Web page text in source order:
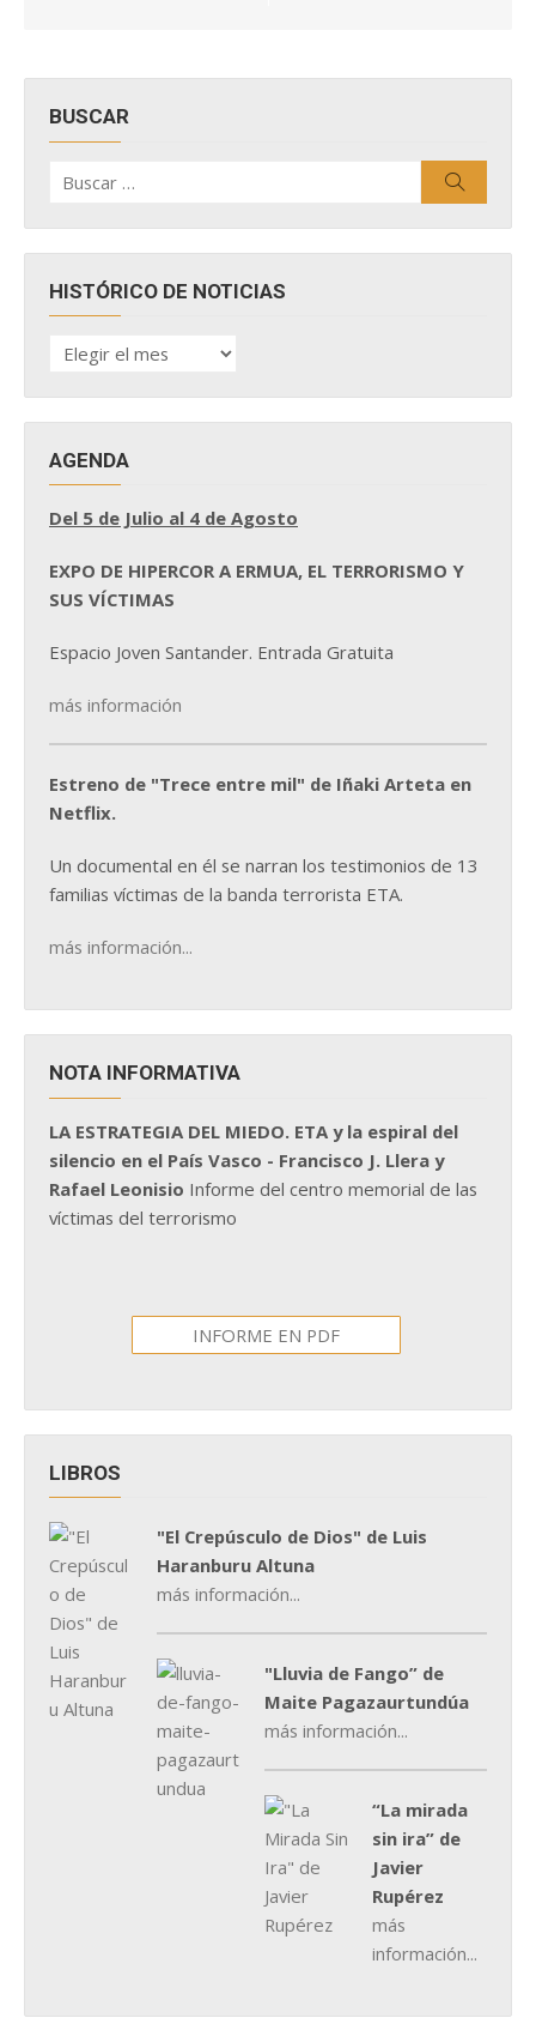
BUSCAR
por:
HISTÓRICO DE NOTICIAS
HISTÓRICO
DE
AGENDA
Del 5 de Julio al 4 de Agosto
EXPO DE HIPERCOR A ERMUA, EL TERRORISMO Y
SUS VÍCTIMAS
Espacio Joven Santander. Entrada Gratuita
más información
Estreno de "Trece entre mil" de Iñaki Arteta en
Netflix.
Un documental en él se narran los testimonios de 13
familias víctimas de la banda terrorista ETA.
más información...
NOTA INFORMATIVA
LA ESTRATEGIA DEL MIEDO. ETA y la espiral del
silencio en el País Vasco - Francisco J. Llera y
Rafael Leonisio Informe del centro memorial de las
víctimas del terrorismo
INFORME EN PDF
LIBROS
"El Crepúsculo de Dios" de Luis
Haranburu Altuna
más información...
"Lluvia de Fango” de
Maite Pagazaurtundúa
más información...
“La mirada
sin ira” de
Javier
Rupérez
más
información...